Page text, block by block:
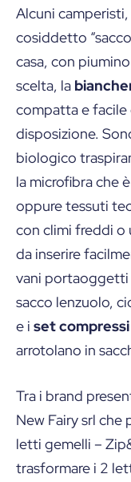
Alcuni
cosiddetto
casa, con
scelta, la
compatta e facile
disposizione.
biologico
la microfibra che
oppure tessuti
con climi freddi o
da inserire
vani portaoggetti
sacco lenzuolo,
e i set compressi
arrotolano in
Tra i brand
New Fairy srl
letti gemelli –
trasformare i 2